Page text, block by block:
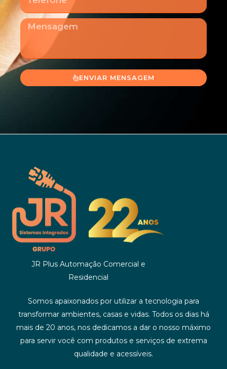
Mensagem
ENVIAR MENSAGEM
JR Plus Automação Comercial e
Residencial
Somos apaixonados por utilizar a tecnologia para
transformar ambientes, casas e vidas. Todos os dias há
mais de 20 anos, nos dedicamos a dar o nosso máximo
para servir você com produtos e serviços de extrema
qualidade e acessíveis.